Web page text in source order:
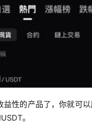
性的产品了，你就可
。